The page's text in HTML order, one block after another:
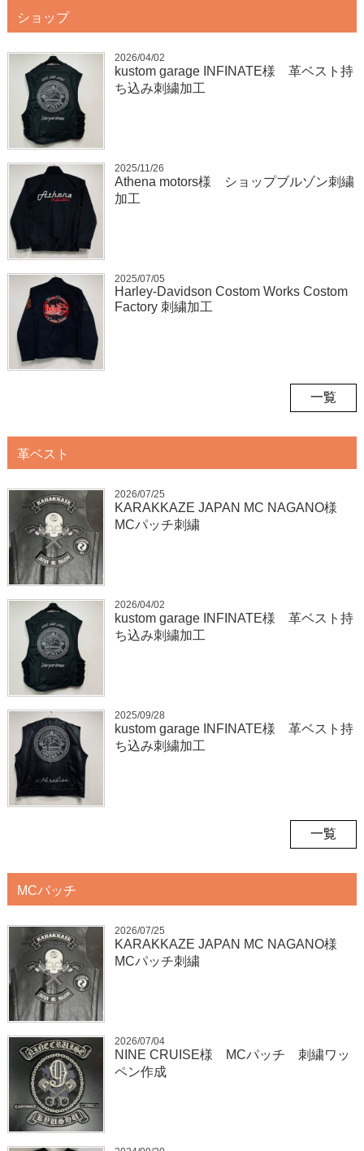
ショップ
2026/04/02
kustom garage INFINATE様 革ベスト持
ち込み刺繍加工
2025/11/26
Athena motors様 ショップブルゾン刺繍
加工
2025/07/05
Harley-Davidson Costom Works Costom
Factory 刺繍加工
一覧
革ベスト
2026/07/25
KARAKKAZE JAPAN MC NAGANO様
MCパッチ刺繍
2026/04/02
kustom garage INFINATE様 革ベスト持
ち込み刺繍加工
2025/09/28
kustom garage INFINATE様 革ベスト持
ち込み刺繍加工
一覧
MCパッチ
2026/07/25
KARAKKAZE JAPAN MC NAGANO様
MCパッチ刺繍
2026/07/04
NINE CRUISE様 MCパッチ 刺繍ワッ
ペン作成